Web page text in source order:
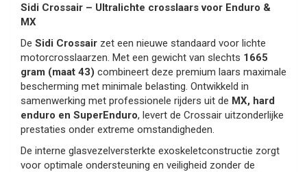
Sidi Crossair – Ultralichte crosslaars voor Enduro &
MX
De Sidi Crossair zet een nieuwe standaard voor lichte
motorcrosslaarzen. Met een gewicht van slechts 1665
gram (maat 43) combineert deze premium laars maximale
bescherming met minimale belasting. Ontwikkeld in
samenwerking met professionele rijders uit de MX, hard
enduro en SuperEnduro, levert de Crossair uitzonderlijke
prestaties onder extreme omstandigheden.
De interne glasvezelversterkte exoskeletconstructie zorgt
voor optimale ondersteuning en veiligheid zonder de